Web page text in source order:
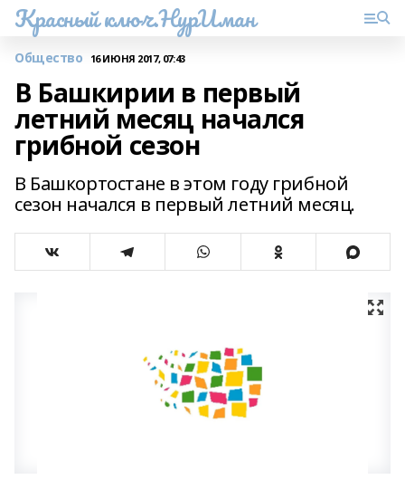
Красный ключ.НурИман
Общество 16 ИЮНЯ 2017, 07:43
В Башкирии в первый
летний месяц начался
грибной сезон
В Башкортостане в этом году грибной
сезон начался в первый летний месяц.